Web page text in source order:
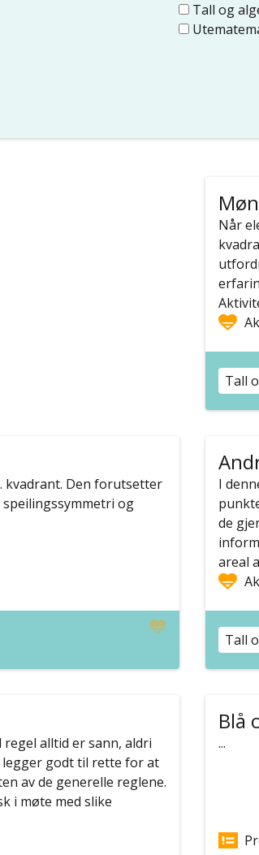
Tall og
Når
Tall
kvadrant. Den forutsetter
og
I
de
areal
Tall
alltid er sann, aldri
legger godt til rette for at
av de generelle reglene.
i møte med slike
Blå
...